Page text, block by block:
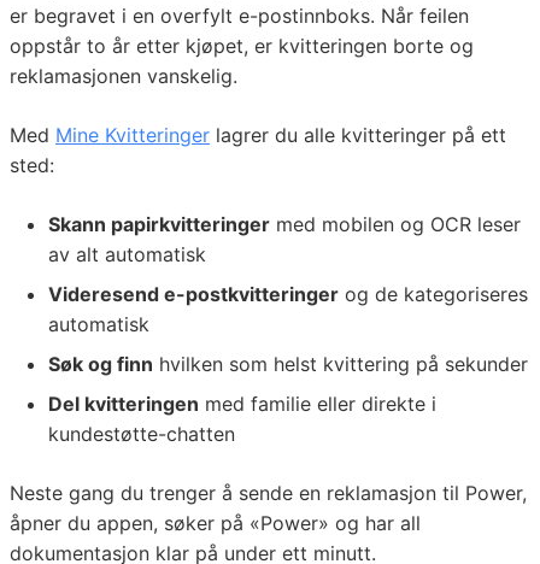
er begravet i en overfylt e-postinnboks. Når feilen
oppstår to år etter kjøpet, er kvitteringen borte og
reklamasjonen vanskelig.
Med Mine Kvitteringer lagrer du alle kvitteringer på ett
sted:
Skann papirkvitteringer med mobilen og OCR leser
av alt automatisk
Videresend e-postkvitteringer og de kategoriseres
automatisk
Søk og finn hvilken som helst kvittering på sekunder
Del kvitteringen med familie eller direkte i
kundestøtte-chatten
Neste gang du trenger å sende en reklamasjon til Power,
åpner du appen, søker på «Power» og har all
dokumentasjon klar på under ett minutt.